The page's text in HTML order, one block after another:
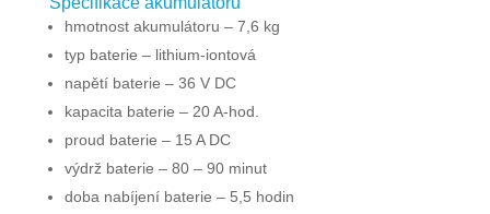
hmotnost akumulátoru – 7,6 kg
typ baterie – lithium-iontová
napětí baterie – 36 V DC
kapacita baterie – 20 A-hod.
proud baterie – 15 A DC
výdrž baterie – 80 – 90 minut
doba nabíjení baterie – 5,5 hodin